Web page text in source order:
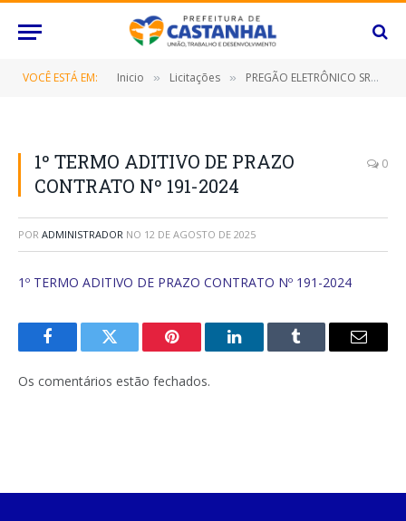
VOCÊ ESTÁ EM: Inicio » Licitações » PREGÃO ELETRÔNICO SRP Nº 041/2023 (CONTRATAÇÃO DE EMPRESA ESPECIALIZADA PARAFORNECIMENTO DE PEÇAS DE VESTUÁRIO (MALHARIA), DESTINADO A ATENDER AS NECESSIDADES DAS DIVERSAS SECRETARIAS/FUNDOS MUNICIPAIS, BEM COMO, O INSTITUTO DE PREVIDÊNCIA DESTE MUNICÍPIO DE CASTANHAL/PARÁ, POR UM PERÍODO DE 12 (DOZE) MESES)
1º TERMO ADITIVO DE PRAZO
CONTRATO Nº 191-2024
0
POR ADMINISTRADOR NO 12 DE AGOSTO DE 2025
1º TERMO ADITIVO DE PRAZO CONTRATO Nº 191-2024
FacebookTwitter Pinterest O
Tumblr
E-
Os comentários estão fechados.